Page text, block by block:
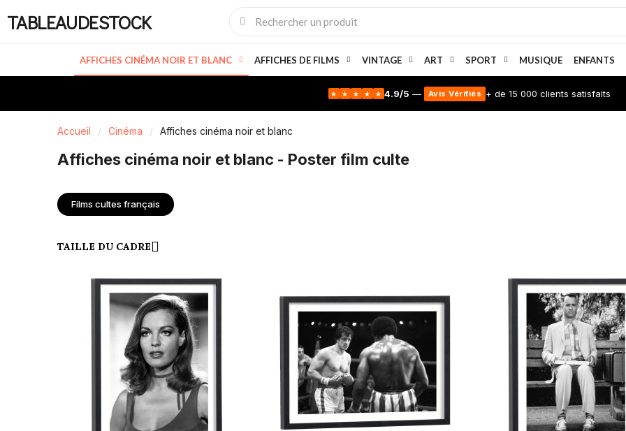
TABLEAUDESTOCK
AFFICHES CINÉMA NOIR ET BLANC AFFICHES DE FILMS VINTAGE ART SPORT MUSIQUE ENFANTS
★ ★ ★ ★ ★ 4.9/5 — Avis Vérifiés + de 15 000 clients satisfaits
Accueil Cinéma Affiches cinéma noir et blanc
Affiches cinéma noir et blanc - Poster film culte
Films cultes français
TAILLE DU CADRE